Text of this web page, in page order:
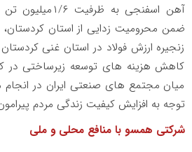
آهن اسفنجی به
ضمن محرومیت زدایی از استان کردستان،
زنجیره ارزش فولاد در استان غنی کردستان
کاهش هزینه های توسعه زیرساختی در
میان مجتمع های صنعتی ایران در
توجه به افزایش کیفیت زندگی مردم
شرکتی همسو با منافع محلی و ملی